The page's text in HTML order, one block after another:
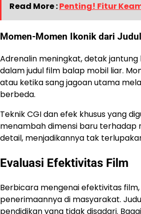
Read More :Penting! Fitur
Momen-Momen Ikonik dari
Adrenalin meningkat, detak
dalam judul film balap mobil liar.
atau ketika sang jagoan utama
berbeda.
Teknik CGI dan efek khusus yang
menambah dimensi baru terhadap
detail, menjadikannya tak
Evaluasi Efektivitas Film
Berbicara mengenai efektivitas
penerimaannya di masyarakat.
pendidikan yang tidak disadari.